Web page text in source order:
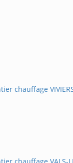
chauffage